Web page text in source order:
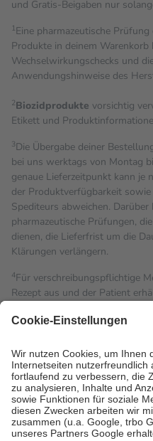
und Gratis-Beigaben nur
1Eine pharmazeutische
Produkte in deinem
Wechselwirkungschecks und
Anwendungshinweise des
2Biozidprodukte vorsichtig
Etikett und
3Die Übergabe deiner
bei uns werktags von Montag
genaue Lieferzeitpunkt kann je
der Produktverfügbarkeit
Spediteurs abweichen.
pharmazeutische Prüfungen,
dienen, die Lieferfrist um die
Klärungen verlängern.
4Für verschreibungspflichtige
Rezept aus und der Patient
Kosten dafür, der Versicherte
Grundsätzlich leisten Mitglieder
Prozent des Abgabepreises,
höchstens zehn Euro.Es sind
tatsächlichen Kosten der
Diese Regeln gelten
Bei Heilmitteln und häuslicher